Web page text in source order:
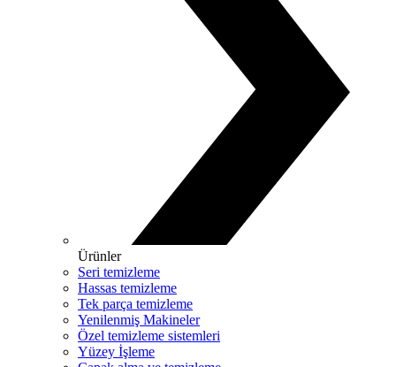
Ürünler
Seri temizleme
Hassas temizleme
Tek parça temizleme
Yenilenmiş Makineler
Özel temizleme sistemleri
Yüzey İşleme